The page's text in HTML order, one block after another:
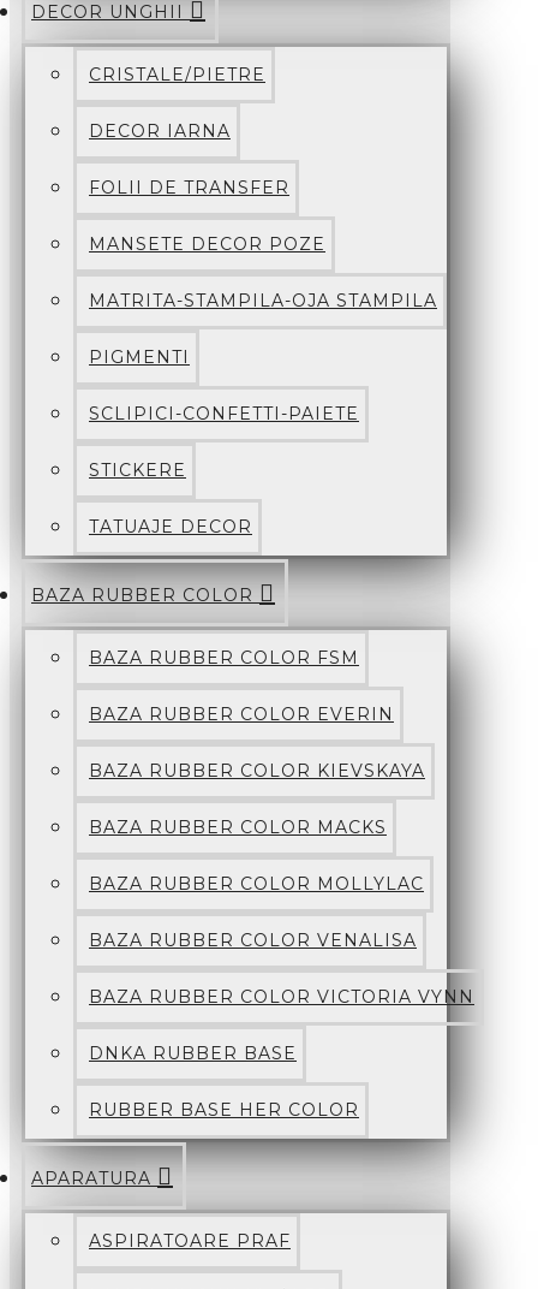
DECOR UNGHII
CRISTALE/PIETRE
DECOR IARNA
FOLII DE TRANSFER
MANSETE DECOR POZE
MATRITA-STAMPILA-OJA STAMPILA
PIGMENTI
SCLIPICI-CONFETTI-PAIETE
STICKERE
TATUAJE DECOR
BAZA RUBBER COLOR
BAZA RUBBER COLOR FSM
BAZA RUBBER COLOR EVERIN
BAZA RUBBER COLOR KIEVSKAYA
BAZA RUBBER COLOR MACKS
BAZA RUBBER COLOR MOLLYLAC
BAZA RUBBER COLOR VENALISA
BAZA RUBBER COLOR VICTORIA VYNN
DNKA RUBBER BASE
RUBBER BASE HER COLOR
APARATURA
ASPIRATOARE PRAF